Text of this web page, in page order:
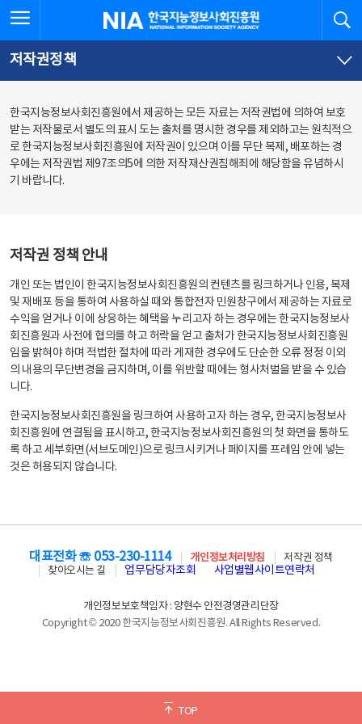
문
로
가
체
뉴
바
가
한국지능정보사회진흥원
저작권정책
한국지능정보사회진흥원에서 제공하는 모든 자료는 저작권법에 의하여 보호
받는 저작물로서 별도의 표시 도는 출처를 명시한 경우를 제외하고는 원칙적으
로 한국지능정보사회진흥원에 저작권이 있으며 이를 무단 복제, 배포하는 경
우에는 저작권법 제97조의5에 의한 저작재산권침해죄에 해당함을 유념하시
기 바랍니다.
저작권 정책 안내
개인 또는 법인이 한국지능정보사회진흥원의 컨텐츠를 링크하거나 인용, 복제
및 재배포 등을 통하여 사용하실 때와 통합전자 민원창구에서 제공하는 자료로
수익을 얻거나 이에 상응하는 혜택을 누리고자 하는 경우에는 한국지능정보사
회진흥원과 사전에 협의를 하고 허락을 얻고 출처가 한국지능정보사회진흥원
임을 밝혀야 하며 적법한 절차에 따라 게재한 경우에도 단순한 오류 정정 이외
의 내용의 무단변경을 금지하며, 이를 위반할 때에는 형사처벌을 받을 수 있습
니다.
한국지능정보사회진흥원을 링크하여 사용하고자 하는 경우, 한국지능정보사
회진흥원에 연결됨을 표시하고, 한국지능정보사회진흥원의 첫 화면을 통하도
록 하고 세부화면(서브도메인)으로 링크시키거나 페이지를 프레임 안에 넣는
것은 허용되지 않습니다.
TOP
대표전화 ☏ 053-230-1114 개인정보처리방침
저작권 정책
찾아오시는 길
업무담당자조회 사업별웹사이트연락처
개인정보보호책임자 : 양현수 안전경영관리단장
Copyright © 2020 한국지능정보사회진흥원. All Rights Reserved.